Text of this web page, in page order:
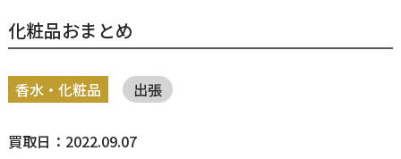
化粧品おまとめ
香水・化粧品 出張
買取日：2022.09.07